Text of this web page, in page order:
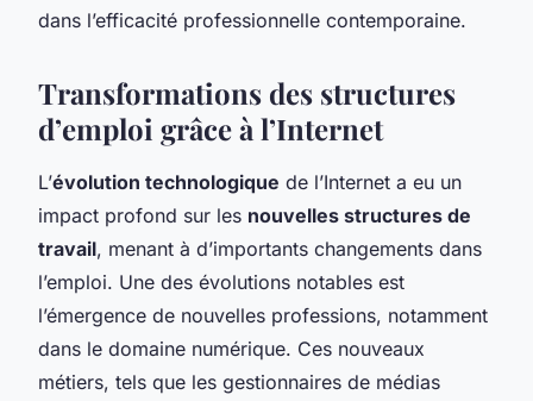
dans l’efficacité professionnelle contemporaine.
Transformations des structures
d’emploi grâce à l’Internet
L’évolution technologique de l’Internet a eu un
impact profond sur les nouvelles structures de
travail, menant à d’importants changements dans
l’emploi. Une des évolutions notables est
l’émergence de nouvelles professions, notamment
dans le domaine numérique. Ces nouveaux
métiers, tels que les gestionnaires de médias